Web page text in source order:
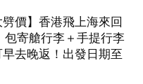
劈價】香港飛上海來回
寄艙行李＋手提行李
早去晚返！出發日期至